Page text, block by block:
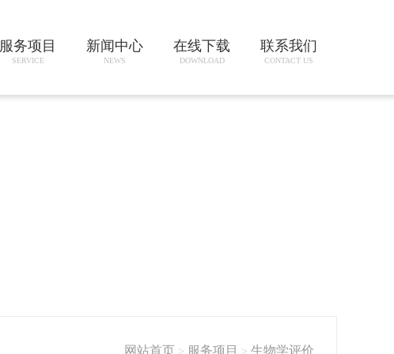
服务项目
SERVICE
新闻中心
NEWS
在线下载
DOWNLOAD
联系我们
CONTACT US
网站首页 > 服务项目 > 生物学评价